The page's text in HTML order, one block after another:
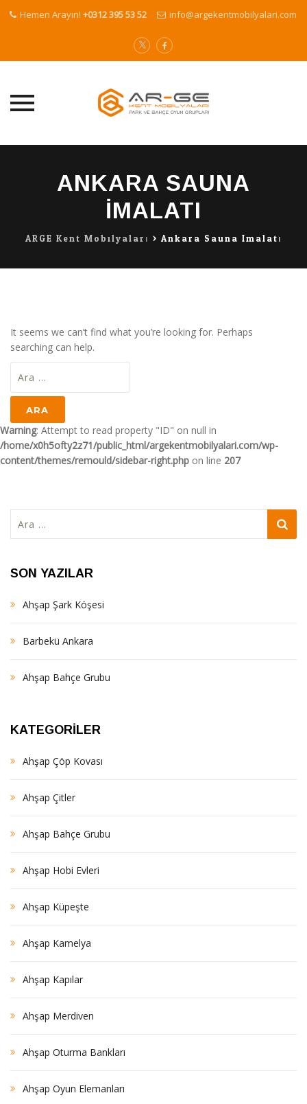
Hemen Arayın! +0312 395 53 52 info@argekentmobilyalari.com
ANKARA SAUNA
IMALATI
ARGE Kent Mobilyaları > Ankara Sauna Imalatı
It seems we can’t find what you’re looking for. Perhaps
searching can help.
Warning: Attempt to read property "ID" on null in
/home/x0h5ofty2z71/public_html/argekentmobilyalari.com/wp-
content/themes/remould/sidebar-right.php on line 207
SON YAZILAR
Ahşap Şark Köşesi
Barbekü Ankara
Ahşap Bahçe Grubu
KATEGORILER
Ahşap Çöp Kovası
Ahşap Çitler
Ahşap Bahçe Grubu
Ahşap Hobi Evleri
Ahşap Küpeşte
Ahşap Kamelya
Ahşap Kapılar
Ahşap Merdiven
Ahşap Oturma Bankları
Ahşap Oyun Elemanları